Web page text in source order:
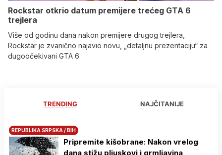
Rockstar otkrio datum premijere trećeg GTA 6
trejlera
Više od godinu dana nakon premijere drugog trejlera,
Rockstar je zvanično najavio novu, „detaljnu prezentaciju“ za
dugoočekivani GTA 6
TRENDING NAJČITANIJE
REPUBLIKA SRPSKA / BIH
Pripremite kišobrane: Nakon vrelog
dana stižu pljuskovi i grmljavina